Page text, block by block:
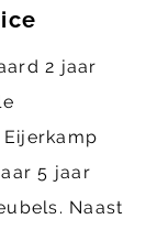
2 jaar
5 jaar
Naast